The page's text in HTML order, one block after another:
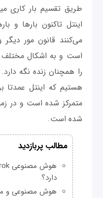
طریق تقسیم بار کاری
اینتل تاکنون بارها و
می‌کنند قانون مور
است و به اشکال مختلف
را همچنان زنده نگه
هستیم که اینتل عمدتا
متمرکز شده است و در
شده است.
مطالب پربازدید
دارد؟
هوش مصنوعی و